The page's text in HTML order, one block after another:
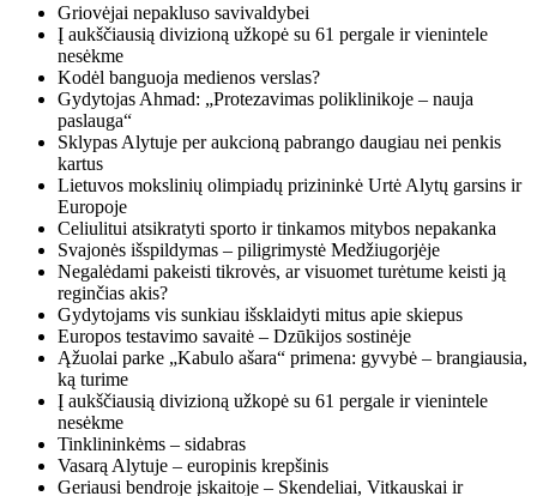
Griovėjai nepakluso savivaldybei
Į aukščiausią divizioną užkopė su 61 pergale ir vienintele
nesėkme
Kodėl banguoja medienos verslas?
Gydytojas Ahmad: „Protezavimas poliklinikoje – nauja
paslauga“
Sklypas Alytuje per aukcioną pabrango daugiau nei penkis
kartus
Lietuvos mokslinių olimpiadų prizininkė Urtė Alytų garsins ir
Europoje
Celiulitui atsikratyti sporto ir tinkamos mitybos nepakanka
Svajonės išspildymas – piligrimystė Medžiugorjėje
Negalėdami pakeisti tikrovės, ar visuomet turėtume keisti ją
reginčias akis?
Gydytojams vis sunkiau išsklaidyti mitus apie skiepus
Europos testavimo savaitė – Dzūkijos sostinėje
Ąžuolai parke „Kabulo ašara“ primena: gyvybė – brangiausia,
ką turime
Į aukščiausią divizioną užkopė su 61 pergale ir vienintele
nesėkme
Tinklininkėms – sidabras
Vasarą Alytuje – europinis krepšinis
Geriausi bendroje įskaitoje – Skendeliai, Vitkauskai ir